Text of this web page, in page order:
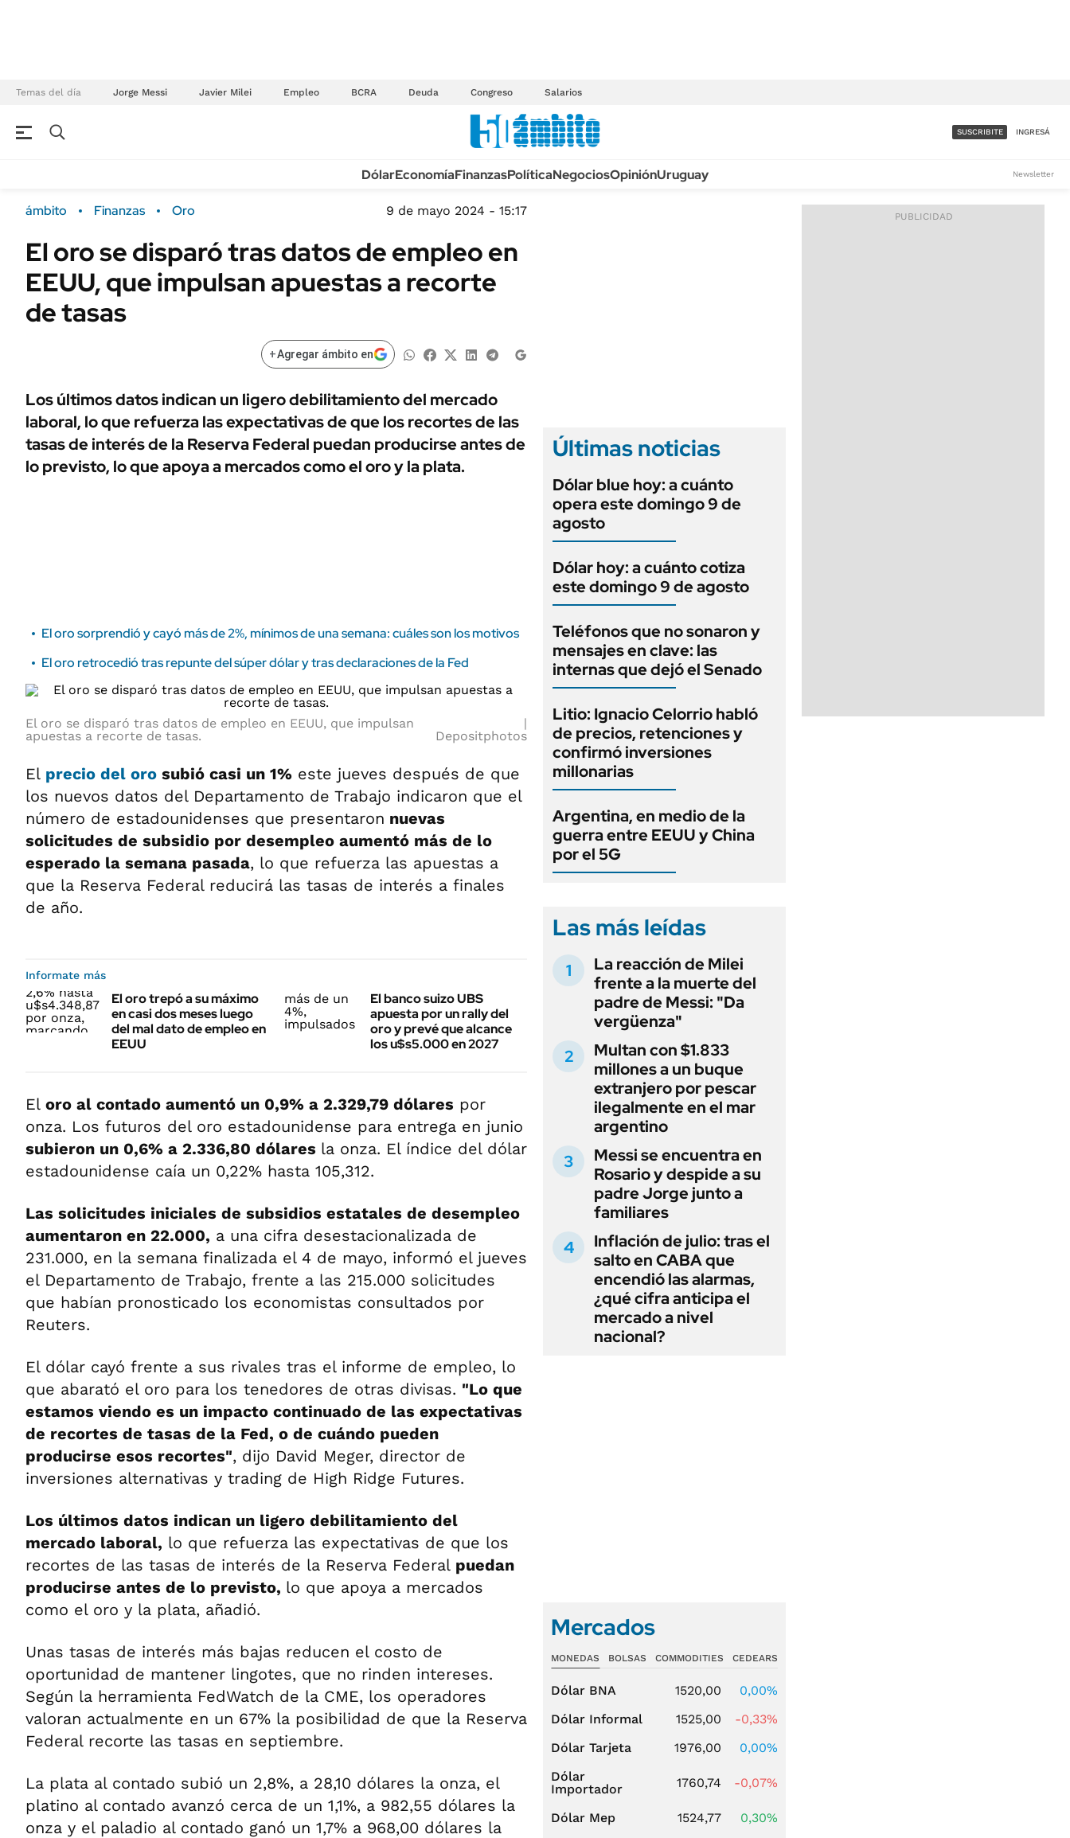
Temas del día Jorge Messi Javier Milei Empleo BCRA Deuda Congreso Salarios
Campo
FINANZAS
Dólar
Sustentabilidad
Seguros
ENERGY REPORT
URUGUAY
TECNOLOGÍA
MÉXICO
MUNDO
INFORMACIÓN GENERAL
AUTOS
ACCESO FULL - $1.800/MES
SUSCRIBITE INGRESÁ
DólarEconomíaFinanzasPolíticaNegociosOpiniónUruguay Newsletter
ámbito Finanzas Oro 9 de mayo 2024 - 15:17
El oro se disparó tras datos de empleo en
EEUU, que impulsan apuestas a recorte
de tasas
+Agregar ámbito en
Los últimos datos indican un ligero debilitamiento del mercado
laboral, lo que refuerza las expectativas de que los recortes de las
tasas de interés de la Reserva Federal puedan producirse antes de
lo previsto, lo que apoya a mercados como el oro y la plata.
El oro sorprendió y cayó más de 2%, mínimos de una semana: cuáles son los motivos
El oro retrocedió tras repunte del súper dólar y tras declaraciones de la Fed
El oro se disparó tras datos de empleo en EEUU, que impulsan
apuestas a recorte de tasas.
Depositphotos
El precio del oro subió casi un 1% este jueves después de que
los nuevos datos del Departamento de Trabajo indicaron que el
número de estadounidenses que presentaron nuevas
solicitudes de subsidio por desempleo aumentó más de lo
esperado la semana pasada, lo que refuerza las apuestas a
que la Reserva Federal reducirá las tasas de interés a finales
de año.
Informate más
El oro trepó a su máximo
en casi dos meses luego
del mal dato de empleo en
EEUU
El banco suizo UBS
apuesta por un rally del
oro y prevé que alcance
los u$s5.000 en 2027
El oro al contado aumentó un 0,9% a 2.329,79 dólares por
onza. Los futuros del oro estadounidense para entrega en junio
subieron un 0,6% a 2.336,80 dólares la onza. El índice del dólar
estadounidense caía un 0,22% hasta 105,312.
Las solicitudes iniciales de subsidios estatales de desempleo
aumentaron en 22.000, a una cifra desestacionalizada de
231.000, en la semana finalizada el 4 de mayo, informó el jueves
el Departamento de Trabajo, frente a las 215.000 solicitudes
que habían pronosticado los economistas consultados por
Reuters.
El dólar cayó frente a sus rivales tras el informe de empleo, lo
que abarató el oro para los tenedores de otras divisas. "Lo que
estamos viendo es un impacto continuado de las expectativas
de recortes de tasas de la Fed, o de cuándo pueden
producirse esos recortes", dijo David Meger, director de
inversiones alternativas y trading de High Ridge Futures.
Los últimos datos indican un ligero debilitamiento del
mercado laboral, lo que refuerza las expectativas de que los
recortes de las tasas de interés de la Reserva Federal puedan
producirse antes de lo previsto, lo que apoya a mercados
como el oro y la plata, añadió.
Unas tasas de interés más bajas reducen el costo de
oportunidad de mantener lingotes, que no rinden intereses.
Según la herramienta FedWatch de la CME, los operadores
valoran actualmente en un 67% la posibilidad de que la Reserva
Federal recorte las tasas en septiembre.
La plata al contado subió un 2,8%, a 28,10 dólares la onza, el
platino al contado avanzó cerca de un 1,1%, a 982,55 dólares la
onza y el paladio al contado ganó un 1,7% a 968,00 dólares la
Últimas noticias
Dólar blue hoy: a cuánto
opera este domingo 9 de
agosto
Dólar hoy: a cuánto cotiza
este domingo 9 de agosto
Teléfonos que no sonaron y
mensajes en clave: las
internas que dejó el Senado
Litio: Ignacio Celorrio habló
de precios, retenciones y
confirmó inversiones
millonarias
Argentina, en medio de la
guerra entre EEUU y China
por el 5G
Las más leídas
La reacción de Milei
frente a la muerte del
padre de Messi: "Da
vergüenza"
Multan con $1.833
millones a un buque
extranjero por pescar
ilegalmente en el mar
argentino
Messi se encuentra en
Rosario y despide a su
padre Jorge junto a
familiares
Inflación de julio: tras el
salto en CABA que
encendió las alarmas,
¿qué cifra anticipa el
mercado a nivel
nacional?
Mercados
MONEDAS BOLSAS COMMODITIES CEDEARS
Dólar BNA 1520,00
0,00%
Dólar Informal
1525,00
-0,33%
Dólar Tarjeta
1976,00
0,00%
Dólar
Importador
1760,74 -0,07%
Dólar Mep 1524,77
0,30%